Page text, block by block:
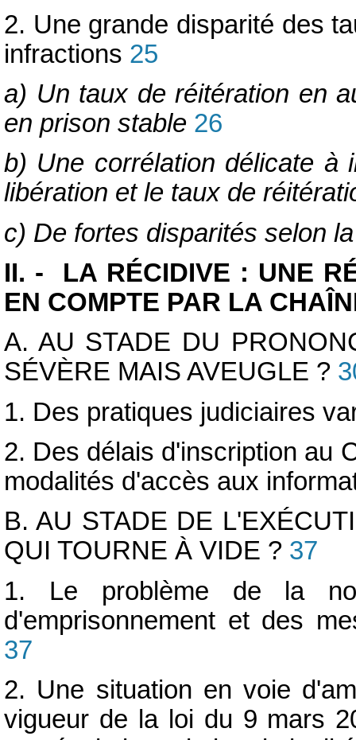
2. Une grande disparité des
infractions 25
a) Un taux de réitération en
en prison stable 26
b) Une corrélation délicate à
libération et le taux de
c) De fortes disparités selon
II. - LA RÉCIDIVE : UNE
EN COMPTE PAR LA
A. AU STADE DU
SÉVÈRE MAIS AVEUGLE ?
1. Des pratiques judiciaires
2. Des délais d'inscription au
modalités d'accès aux
B. AU STADE DE
QUI TOURNE À VIDE ? 37
1. Le problème de la
d'emprisonnement et des
37
2. Une situation en voie
vigueur de la loi du 9 mars